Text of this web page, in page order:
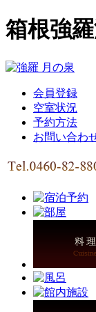
箱根強
会員登録
空室状況
予約方法
お問い合わ